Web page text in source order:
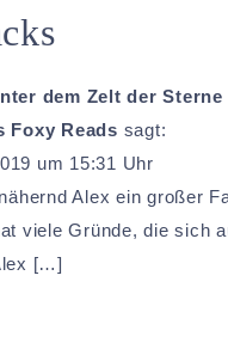
dem Zelt der Sterne
Foxy Reads sagt:
um 15:31 Uhr
Alex ein großer
viele Gründe, die sich
[…]